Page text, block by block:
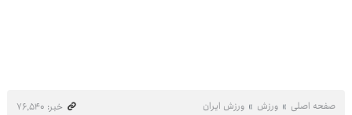
صفحه اصلی ورزش ورزش ایران
خبر: ۷۶٬۵۴۰